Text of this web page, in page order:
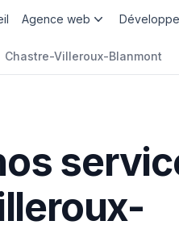
Agence web
Chastre-Villeroux-Blanmont